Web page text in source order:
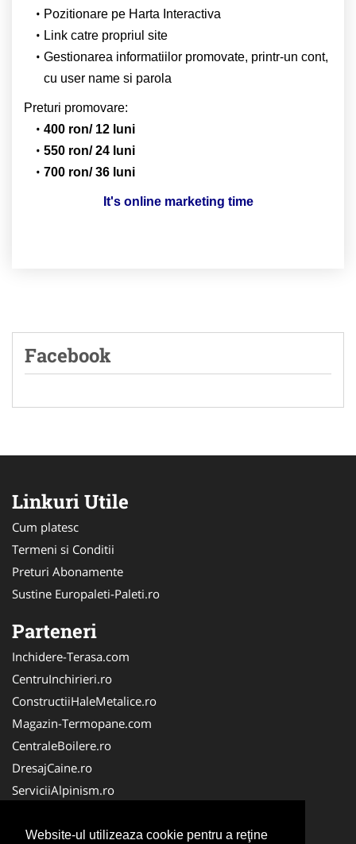
Website-ul utilizeaza cookie pentru a reţine
Pozitionare pe Harta Interactiva
Link catre propriul site
Gestionarea informatiilor promovate, printr-un cont,
cu user name si parola
Preturi promovare:
400 ron/ 12 luni
550 ron/ 24 luni
700 ron/ 36 luni
It's online marketing time
Facebook
Linkuri Utile
Cum platesc
Termeni si Conditii
Preturi Abonamente
Sustine Europaleti-Paleti.ro
Parteneri
Inchidere-Terasa.com
CentruInchirieri.ro
ConstructiiHaleMetalice.ro
Magazin-Termopane.com
CentraleBoilere.ro
DresajCaine.ro
ServiciiAlpinism.ro
Alpinist-Utilitar.com